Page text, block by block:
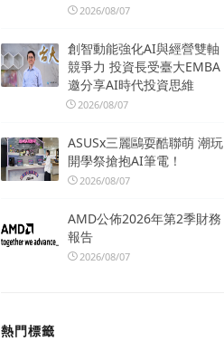
2026/08/07
創智動能強化AI與經營雙軸
競爭力 投資長受臺大EMBA
邀分享AI時代投資思維
2026/08/07
ASUSx三麗鷗耍酷聯萌 潮玩
開學祭搶抱AI筆電！
2026/08/07
AMD公佈2026年第2季財務
報告
2026/08/07
熱門標籤